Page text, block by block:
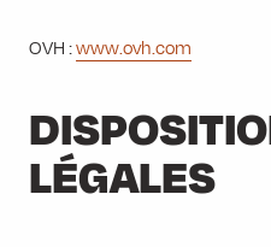
OVH :www.ovh.com
LÉGALES